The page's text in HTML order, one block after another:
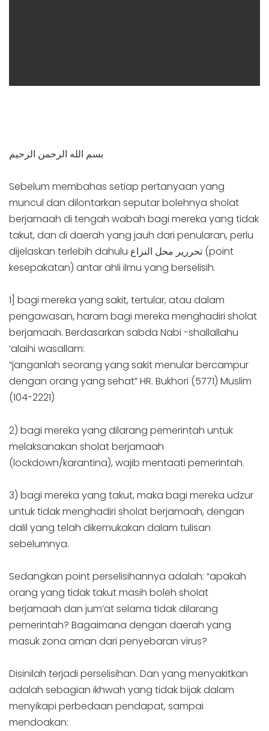
بسم الله الرحمن الرحيم
Sebelum membahas setiap pertanyaan yang
muncul dan dilontarkan seputar bolehnya sholat
berjamaah di tengah wabah bagi mereka yang tidak
takut, dan di daerah yang jauh dari penularan, perlu
dijelaskan terlebih dahulu تحررير محل النزاع (point
kesepakatan) antar ahli ilmu yang berselisih.
1] bagi mereka yang sakit, tertular, atau dalam
pengawasan, haram bagi mereka menghadiri sholat
berjamaah. Berdasarkan sabda Nabi -shallallahu
‘alaihi wasallam:
“janganlah seorang yang sakit menular bercampur
dengan orang yang sehat” HR. Bukhori (5771) Muslim
(104-2221)
2) bagi mereka yang dilarang pemerintah untuk
melaksanakan sholat berjamaah
(lockdown/karantina), wajib mentaati pemerintah.
3) bagi mereka yang takut, maka bagi mereka udzur
untuk tidak menghadiri sholat berjamaah, dengan
dalil yang telah dikemukakan dalam tulisan
sebelumnya.
Sedangkan point perselisihannya adalah: “apakah
orang yang tidak takut masih boleh sholat
berjamaah dan jum’at selama tidak dilarang
pemerintah? Bagaimana dengan daerah yang
masuk zona aman dari penyebaran virus?
Disinilah terjadi perselisihan. Dan yang menyakitkan
adalah sebagian ikhwah yang tidak bijak dalam
menyikapi perbedaan pendapat, sampai
mendoakan: